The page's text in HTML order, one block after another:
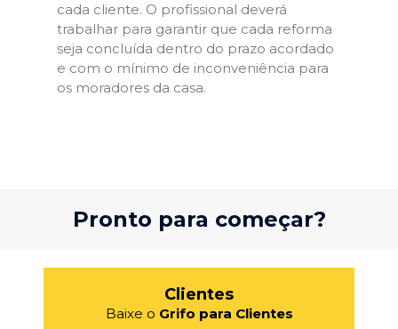
cada cliente. O profissional deverá
trabalhar para garantir que cada reforma
seja concluída dentro do prazo acordado
e com o mínimo de inconveniência para
os moradores da casa.
Pronto para começar?
Clientes
Baixe o Grifo para Clientes